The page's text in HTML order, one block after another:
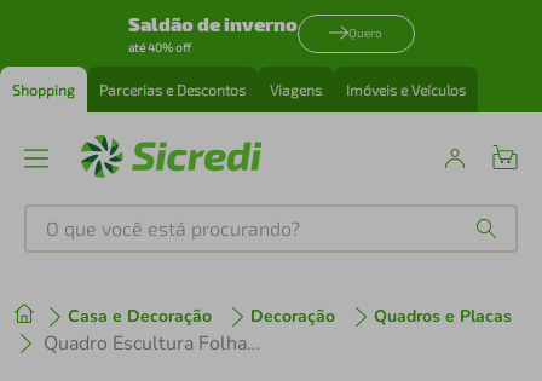
Saldão de inverno
até 40% off
Quero
Shopping Parcerias e Descontos Viagens Imóveis e Veículos
O que você está procurando?
Casa e Decoração Decoração Quadros e Placas
Quadro Escultura Folhas Tropicais 100x84 Branco
1º tenis